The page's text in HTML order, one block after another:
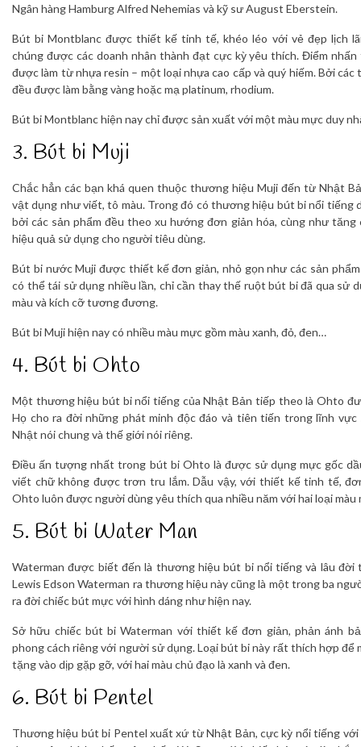
Ngân hàng Hamburg Alfred Nehemias và kỹ sư August Eberstein.
Bút bi Montblanc được thiết kế tinh tế, khéo léo với vẻ đẹp lịch
chúng được các doanh nhân thành đạt cực kỳ yêu thích. Điểm
được làm từ nhựa resin – một loại nhựa cao cấp và quý hiếm. Bởi
đều được làm bằng vàng hoặc mạ platinum, rhodium.
Bút bi Montblanc hiện nay chỉ được sản xuất với một màu mực duy
3. Bút bi Muji
Chắc hẳn các bạn khá quen thuộc thương hiệu Muji đến từ Nhật
vật dụng như viết, tô màu. Trong đó có thương hiệu bút bi nổi tiếng
bởi các sản phẩm đều theo xu hướng đơn giản hóa, cùng như
hiệu quả sử dụng cho người tiêu dùng.
Bút bi nước Muji được thiết kế đơn giản, nhỏ gọn như các sản
có thể tái sử dụng nhiều lần, chỉ cần thay thế ruột bút bi đã qua sử
màu và kích cỡ tương đương.
Bút bi Muji hiện nay có nhiều màu mực gồm màu xanh, đỏ, đen…
4. Bút bi Ohto
Một thương hiệu bút bi nổi tiếng của Nhật Bản tiếp theo là Ohto
Họ cho ra đời những phát minh độc đáo và tiên tiến trong lĩnh
Nhật nói chung và thế giới nói riêng.
Điều ấn tượng nhất trong bút bi Ohto là được sử dụng mực gốc
viết chữ không được trơn tru lắm. Dẫu vậy, với thiết kế tinh tế,
Ohto luôn được người dùng yêu thích qua nhiều năm với hai loại màu
5. Bút bi Water Man
Waterman được biết đến là thương hiệu bút bi nổi tiếng và lâu đời
Lewis Edson Waterman ra thương hiệu này cũng là một trong ba
ra đời chiếc bút mực với hình dáng như hiện nay.
Sở hữu chiếc bút bi Waterman với thiết kế đơn giản, phản ánh
phong cách riêng với người sử dụng. Loại bút bi này rất thích hợp để
tặng vào dịp gặp gỡ, với hai màu chủ đạo là xanh và đen.
6. Bút bi Pentel
Thương hiệu bút bi Pentel xuất xứ từ Nhật Bản, cực kỳ nổi tiếng